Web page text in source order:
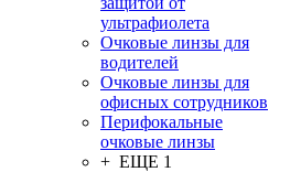
ультрафиолета
Очковые линзы для
водителей
Очковые линзы для
офисных сотрудников
Перифокальные
очковые линзы
+ ЕЩЕ 1